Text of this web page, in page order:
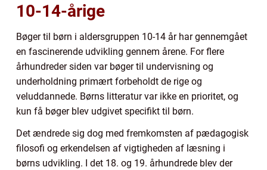
10-14-årige
Bøger til børn i aldersgruppen 10-14 år har gennemgået
en fascinerende udvikling gennem årene. For flere
århundreder siden var bøger til undervisning og
underholdning primært forbeholdt de rige og
veluddannede. Børns litteratur var ikke en prioritet, og
kun få bøger blev udgivet specifikt til børn.
Det ændrede sig dog med fremkomsten af pædagogisk
filosofi og erkendelsen af vigtigheden af læsning i
børns udvikling. I det 18. og 19. århundrede blev der